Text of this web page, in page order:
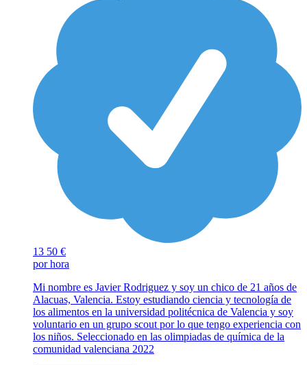
13 50 €
por hora
Mi nombre es Javier Rodriguez y soy un chico de 21 años de
Alacuas, Valencia. Estoy estudiando ciencia y tecnología de
los alimentos en la universidad politécnica de Valencia y soy
voluntario en un grupo scout por lo que tengo experiencia con
los niños. Seleccionado en las olimpiadas de química de la
comunidad valenciana 2022